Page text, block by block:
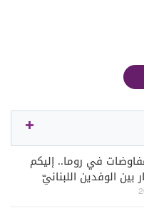
في روما.. إليكم
بين الوفدين اللبنانيّ